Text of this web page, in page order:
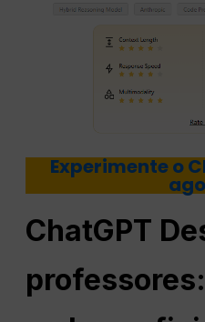
Experimente o
ChatGPT